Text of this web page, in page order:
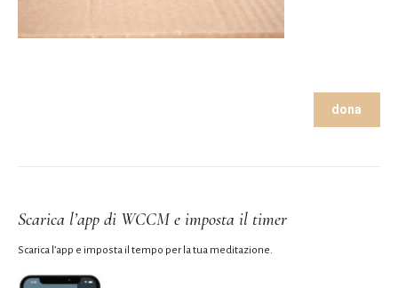
dona
Scarica l’app di WCCM e imposta il timer
Scarica l’app e imposta il tempo per la tua meditazione.